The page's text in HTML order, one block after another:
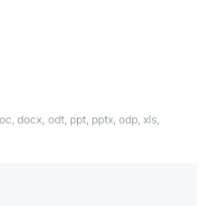
docx, odt, ppt, pptx, odp, xls,